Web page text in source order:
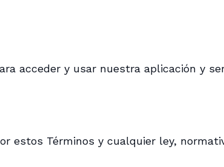
acceder y usar nuestra aplicación y
estos Términos y cualquier ley,